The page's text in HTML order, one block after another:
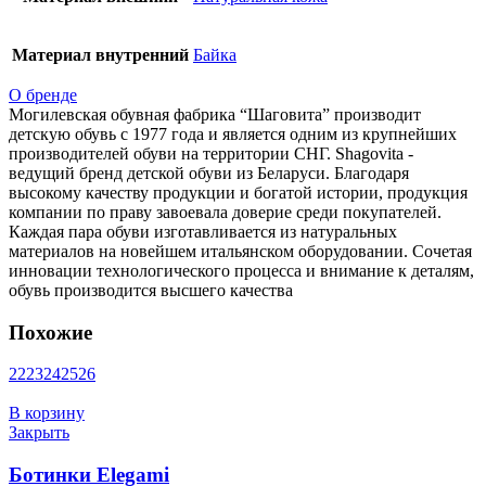
Материал внутренний Байка
О бренде
Могилевская обувная фабрика “Шаговита” производит
детскую обувь с 1977 года и является одним из крупнейших
производителей обуви на территории СНГ. Shagovita -
ведущий бренд детской обуви из Беларуси. Благодаря
высокому качеству продукции и богатой истории, продукция
компании по праву завоевала доверие среди покупателей.
Каждая пара обуви изготавливается из натуральных
материалов на новейшем итальянском оборудовании. Сочетая
инновации технологического процесса и внимание к деталям,
обувь производится высшего качества
Похожие
2223242526
В корзину
Закрыть
Ботинки Elegami